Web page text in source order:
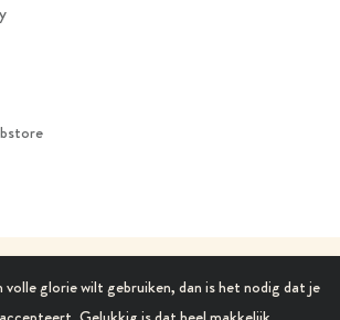
volle glorie wilt gebruiken, dan is het nodig dat je
Archie. All Rights Reserved.